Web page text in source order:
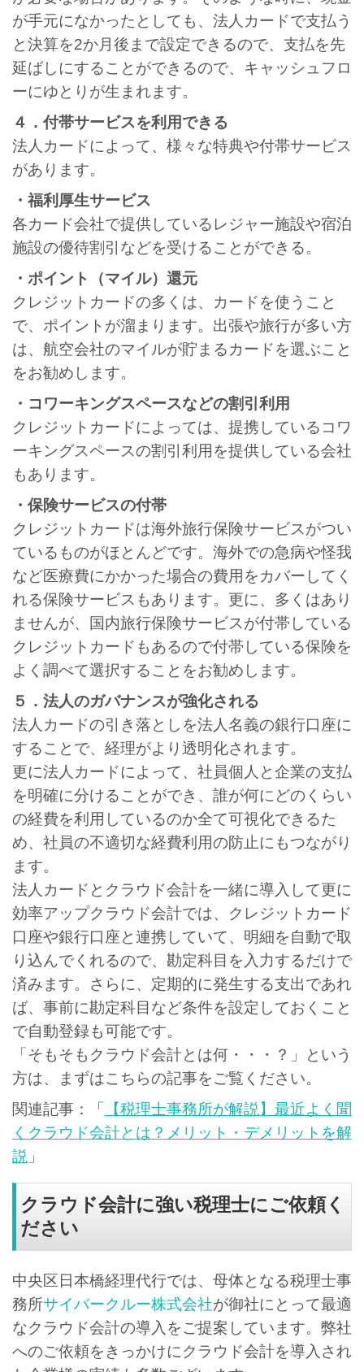
が手元になかったとしても、法人カードで支払う
と決算を2か月後まで設定できるので、支払を先
延ばしにすることができるので、キャッシュフロ
ーにゆとりが生まれます。
４．付帯サービスを利用できる
法人カードによって、様々な特典や付帯サービス
があります。
・福利厚生サービス
各カード会社で提供しているレジャー施設や宿泊
施設の優待割引などを受けることができる。
・ポイント（マイル）還元
クレジットカードの多くは、カードを使うこと
で、ポイントが溜まります。出張や旅行が多い方
は、航空会社のマイルが貯まるカードを選ぶこと
をお勧めします。
・コワーキングスペースなどの割引利用
クレジットカードによっては、提携しているコワ
ーキングスペースの割引利用を提供している会社
もあります。
・保険サービスの付帯
クレジットカードは海外旅行保険サービスがつい
ているものがほとんどです。海外での急病や怪我
など医療費にかかった場合の費用をカバーしてく
れる保険サービスもあります。更に、多くはあり
ませんが、国内旅行保険サービスが付帯している
クレジットカードもあるので付帯している保険を
よく調べて選択することをお勧めします。
５．法人のガバナンスが強化される
法人カードの引き落としを法人名義の銀行口座に
することで、経理がより透明化されます。
更に法人カードによって、社員個人と企業の支払
を明確に分けることができ、誰が何にどのくらい
の経費を利用しているのか全て可視化できるた
め、社員の不適切な経費利用の防止にもつながり
ます。
法人カードとクラウド会計を一緒に導入して更に
効率アップクラウド会計では、クレジットカード
口座や銀行口座と連携していて、明細を自動で取
り込んでくれるので、勘定科目を入力するだけで
済みます。さらに、定期的に発生する支出であれ
ば、事前に勘定科目など条件を設定しておくこと
で自動登録も可能です。
「そもそもクラウド会計とは何・・・？」という
方は、まずはこちらの記事をご覧ください。
関連記事：「 【税理士事務所が解説】最近よく聞
くクラウド会計とは？メリット・デメリットを解
説 」
クラウド会計に強い税理士にご依頼く
ださい
中央区日本橋経理代行では、母体となる税理士事
務所サイバークルー株式会社が御社にとって最適
なクラウド会計の導入をご提案しています。 弊社
へのご依頼をきっかけにクラウド会計を導入され